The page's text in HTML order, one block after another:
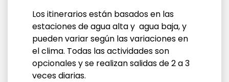
Los itinerarios están basados en las
estaciones de agua alta y agua baja, y
pueden variar según las variaciones en
el clima. Todas las actividades son
opcionales y se realizan salidas de 2 a 3
veces diarias.